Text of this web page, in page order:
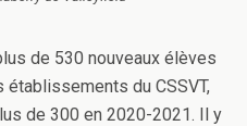
de 530 nouveaux élèves
du CSSVT,
de 300 en 2020-2021. Il y